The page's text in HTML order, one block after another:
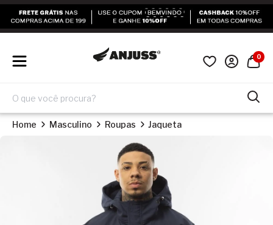
0
Home Masculino Roupas Jaqueta